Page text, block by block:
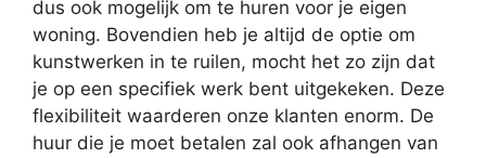
dus ook mogelijk om te huren voor je eigen
woning. Bovendien heb je altijd de optie om
kunstwerken in te ruilen, mocht het zo zijn dat
je op een specifiek werk bent uitgekeken. Deze
flexibiliteit waarderen onze klanten enorm. De
huur die je moet betalen zal ook afhangen van